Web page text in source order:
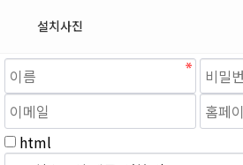
설치사진
html